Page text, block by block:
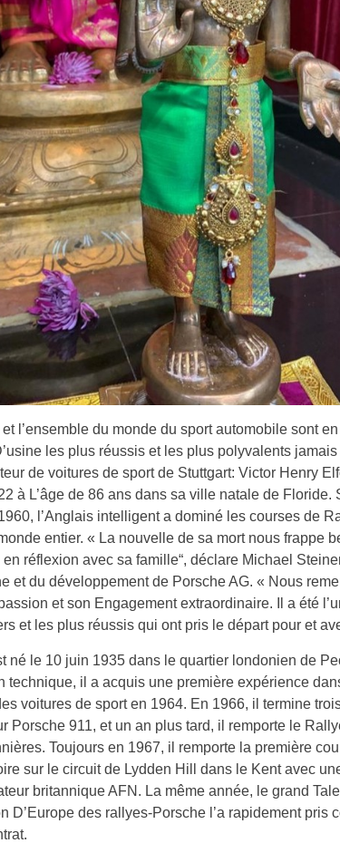
l’ensemble du monde du sport automobile sont
les plus réussis et les plus polyvalents
de voitures de sport de Stuttgart: Victor Henry
à L’âge de 86 ans dans sa ville natale de Floride.
l’Anglais intelligent a dominé les courses de
entier. « La nouvelle de sa mort nous frappe
réflexion avec sa famille“, déclare Michael
et du développement de Porsche AG. « Nous
et son Engagement extraordinaire. Il a été
et les plus réussis qui ont pris le départ pour et
né le 10 juin 1935 dans le quartier londonien de
technique, il a acquis une première expérience
voitures de sport en 1964. En 1966, il termine
Porsche 911, et un an plus tard, il remporte le
Toujours en 1967, il remporte la première
sur le circuit de Lydden Hill dans le Kent avec
britannique AFN. La même année, le grand
D’Europe des rallyes-Porsche l’a rapidement pris